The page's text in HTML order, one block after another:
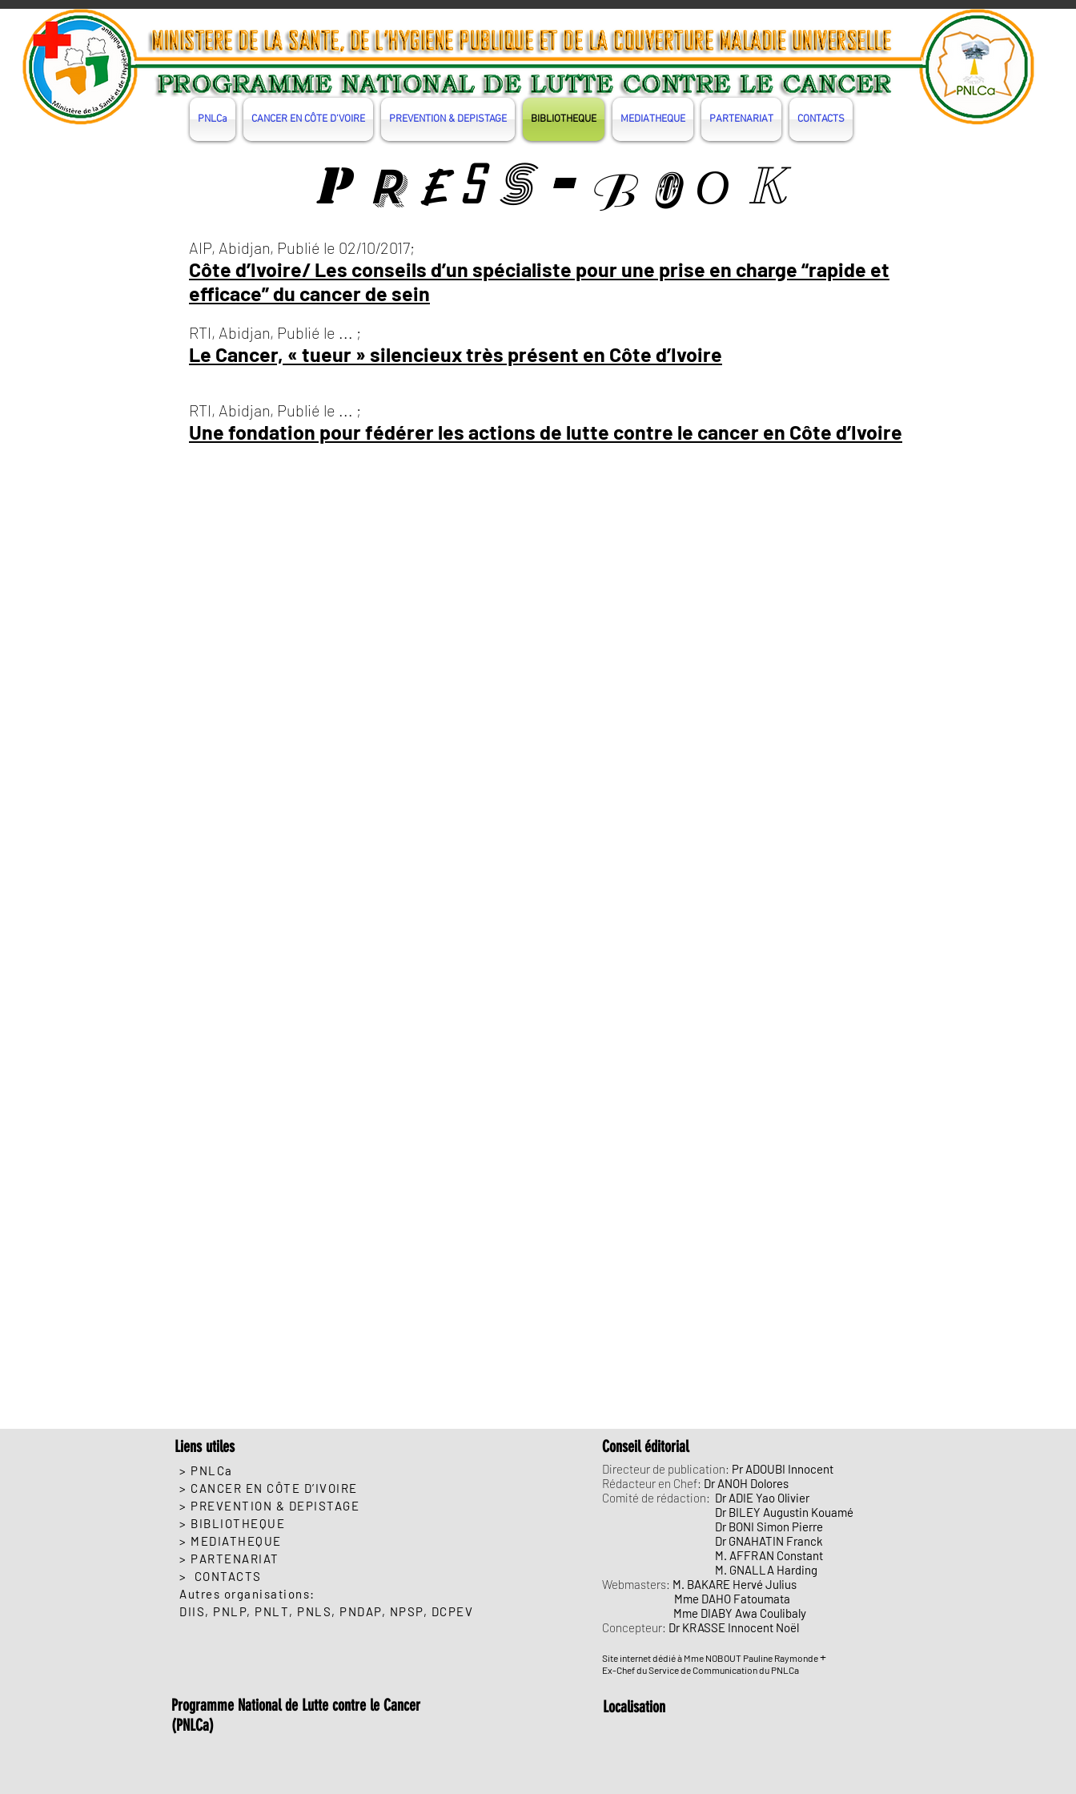
P RE S S- B O O K
AIP, Abidjan, Publié le 02/10/2017;
Côte d’Ivoire/ Les conseils d’un spécialiste pour une prise en charge “rapide et
efficace” du cancer de sein
RTI, Abidjan, Publié le ... ;
Le Cancer, « tueur » silencieux très présent en Côte d’Ivoire
RTI, Abidjan, Publié le ... ;
Une fondation pour fédérer les actions de lutte contre le cancer en Côte d’Ivoire
PNLCa CANCER EN CÔTE D'VOIRE PREVENTION & DEPISTAGE BIBLIOTHEQUE MEDIATHEQUE PARTENARIAT CONTACTS
Liens utiles
> PNLCa
> CANCER EN CÔTE D’IVOIRE
> PREVENTION & DEPISTAGE
> BIBLIOTHEQUE
> MEDIATHEQUE
> PARTENARIAT
> CONTACTS
Autres organisations:
DIIS, PNLP, PNLT, PNLS, PNDAP, NPSP, DCPEV
Programme National de Lutte contre le Cancer
(PNLCa)
Conseil éditorial
Directeur de publication: Pr ADOUBI Innocent
Rédacteur en Chef: Dr ANOH Dolores
Comité de rédaction: Dr ADIE Yao Olivier
Dr BILEY Augustin Kouamé
Dr BONI Simon Pierre
Dr GNAHATIN Franck
M. AFFRAN Constant
M. GNALLA Harding
Webmasters: M. BAKARE Hervé Julius
Mme DAHO Fatoumata
Mme DIABY Awa Coulibaly
Concepteur: Dr KRASSE Innocent Noël
Site internet dédié à Mme NOBOUT Pauline Raymonde+
Ex-Chef du Service de Communication du PNLCa
Localisation